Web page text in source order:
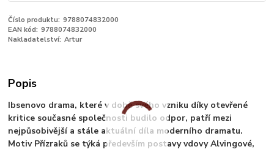
Číslo produktu: 9788074832000
EAN kód: 9788074832000
Nakladatelství: Artur
Popis
Ibsenovo drama, které v době svého vzniku díky otevřené
kritice současné společnosti budilo odpor, patří mezi
nejpůsobivější a stále aktuální díla moderního dramatu.
Motiv Přízraků se týká především postavy vdovy Alvingové,